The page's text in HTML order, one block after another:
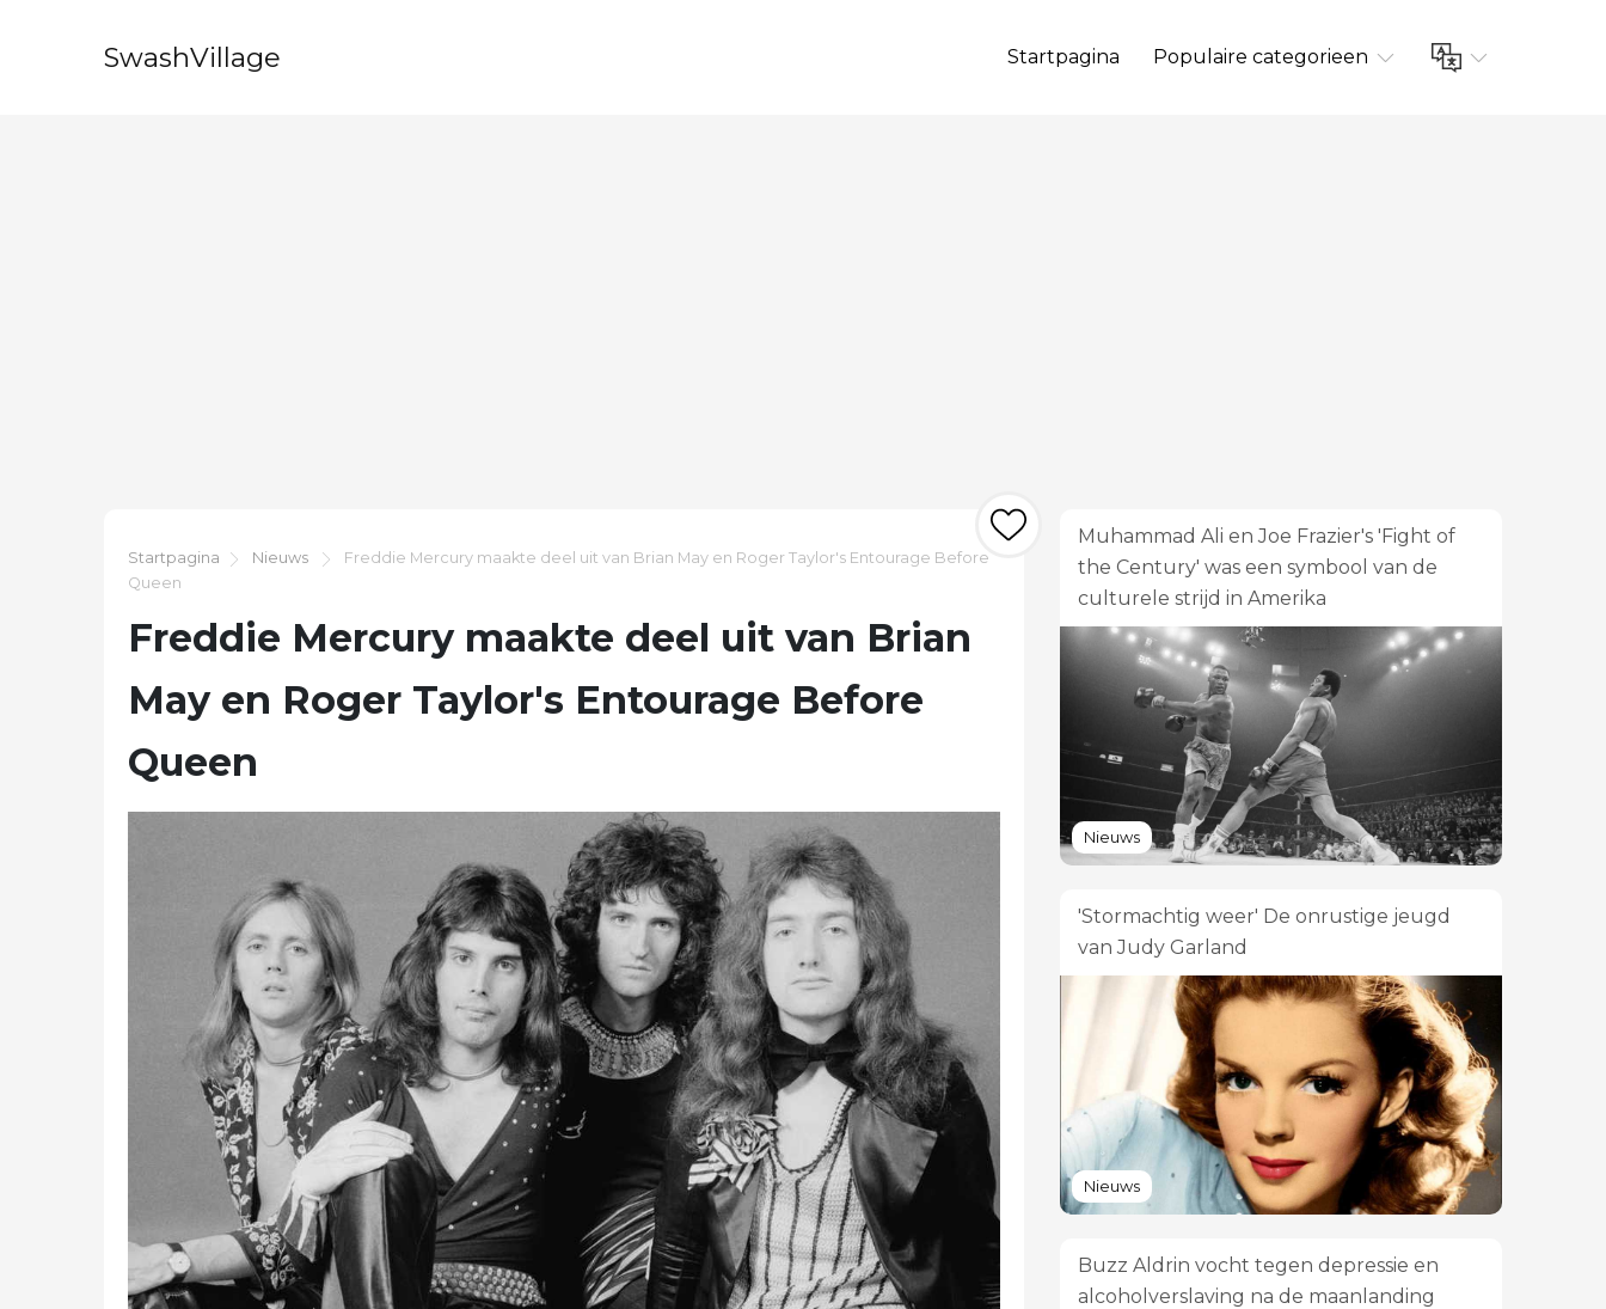
SwashVillage Startpagina Populaire categorieen
Startpagina Nieuws
Freddie Mercury maakte deel uit van Brian May en Roger Taylor's Entourage Before
Queen
Freddie Mercury maakte deel uit van Brian
May en Roger Taylor's Entourage Before
Queen
Muhammad Ali en Joe Frazier's 'Fight of
the Century' was een symbool van de
culturele strijd in Amerika
Nieuws
'Stormachtig weer' De onrustige jeugd
van Judy Garland
Nieuws
Buzz Aldrin vocht tegen depressie en
alcoholverslaving na de maanlanding